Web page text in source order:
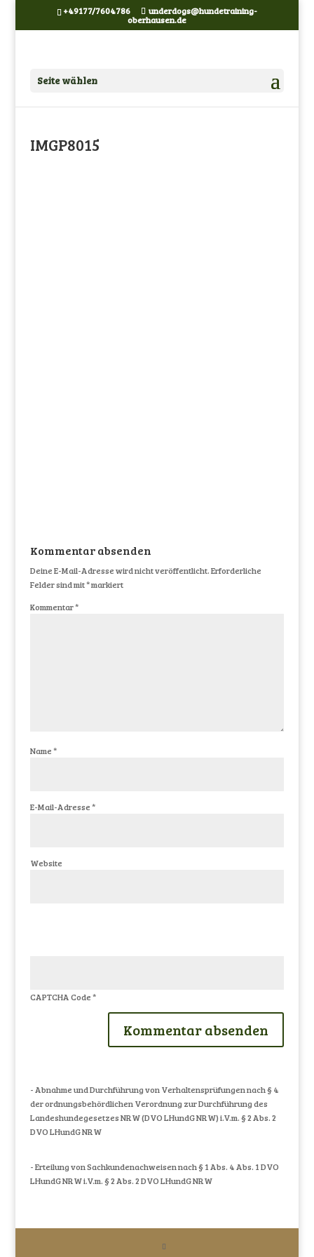
+49177/7604786
underdogs@hundetraining-
oberhausen.de
Seite wählen
IMGP8015
Kommentar absenden
Deine E-Mail-Adresse wird nicht veröffentlicht.Erforderliche
Felder sind mit*markiert
Kommentar*
Name*
E-Mail-Adresse*
Website
CAPTCHA Code*
- Abnahme und Durchführung von Verhaltensprüfungen nach § 4
der ordnungsbehördlichen Verordnung zur Durchführung des
Landeshundegesetzes NRW (DVO LHundG NRW) i.V.m. § 2 Abs. 2
DVO LHundG NRW
- Erteilung von Sachkundenachweisen nach § 1 Abs. 4 Abs. 1 DVO
LHundG NRW i.V.m. § 2 Abs. 2 DVO LHundG NRW